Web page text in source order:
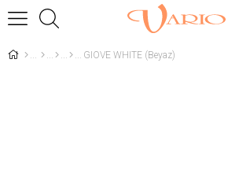
GIOVE WHITE (Beyaz)